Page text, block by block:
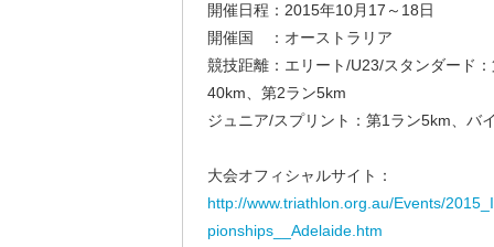
開催日程：2015年10月17～18日
開催国 ：オーストラリア
競技距離：エリート/U23/スタンダード
40km、第2ラン5km
ジュニア/スプリント：第1ラン5km、バ
大会オフィシャルサイト：
http://www.triathlon.org.au/Events/
pionships__Adelaide.htm